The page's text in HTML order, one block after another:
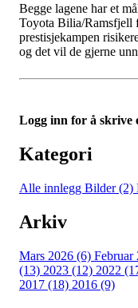
Begge lagene har et
Toyota Bilia/Ramsfjell
prestisjekampen
og det vil de gjerne
Logg inn for å skrive
Kategori
Alle innlegg Bilder (2)
Arkiv
Mars 2026 (6) Februar
(13) 2023 (12) 2022
2017 (18) 2016 (9)